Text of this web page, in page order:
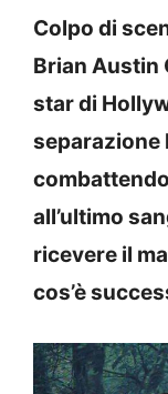
Colpo di
Brian Austin
star di
separazione
all’ultimo
ricevere il
cos’è